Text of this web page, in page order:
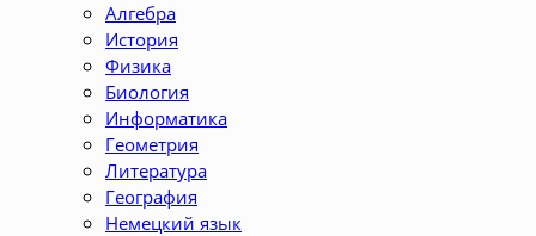
Алгебра
История
Физика
Биология
Информатика
Геометрия
Литература
География
Немецкий язык